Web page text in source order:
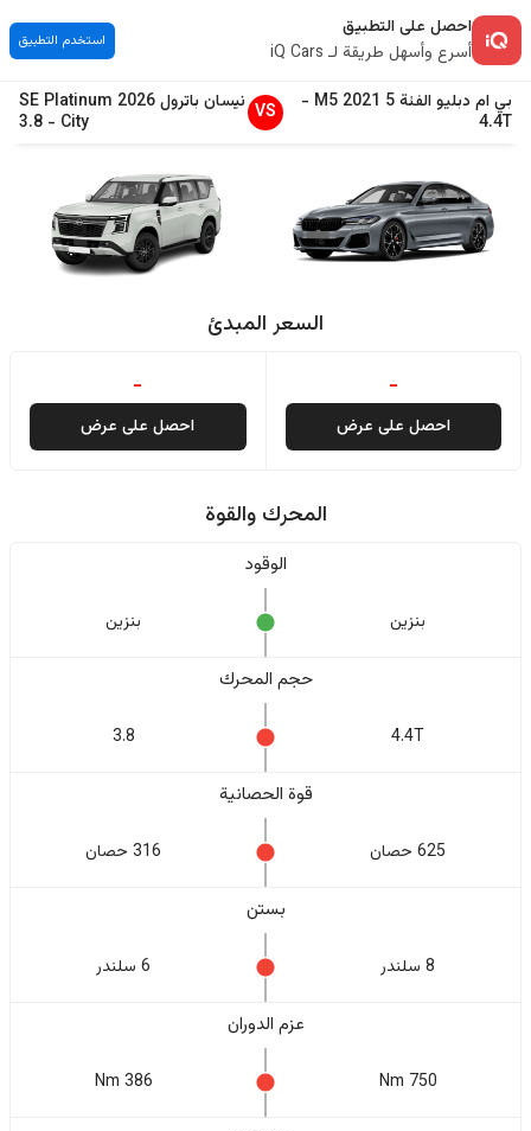
احصل على التطبيق
أسرع وأسهل طريقة لـ iQ Cars
استخدم التطبيق
بي ام دبليوالفئة 5 2021
M5
-
4.4T
VS نيسان باترول2026
SE Platinum
City
-
3.8
السعر المبدئ
-
احصل على عرض
-
احصل على عرض
المحرك والقوة
الوقود
بنزين بنزين
حجم المحرك
4.4T
3.8
قوة الحصانية
625 حصان 316 حصان
بستن
8 سلندر 6 سلندر
عزم الدوران
750 Nm
386 Nm